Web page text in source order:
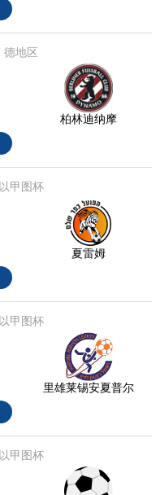
德地区
柏林迪纳摩
以甲图杯
夏雷姆
以甲图杯
里雄莱锡安夏普尔
以甲图杯